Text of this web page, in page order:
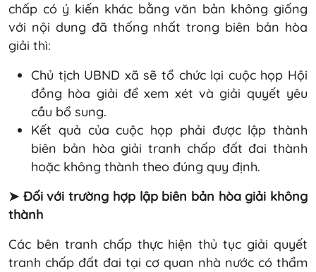
chấp có ý kiến khác bằng văn bản không giống
với nội dung đã thống nhất trong biên bản hòa
giải thì:
Chủ tịch UBND xã sẽ tổ chức lại cuộc họp Hội
đồng hòa giải để xem xét và giải quyết yêu
cầu bổ sung.
Kết quả của cuộc họp phải được lập thành
biên bản hòa giải tranh chấp đất đai thành
hoặc không thành theo đúng quy định.
➤ Đối với trường hợp lập biên bản hòa giải không
thành
Các bên tranh chấp thực hiện thủ tục giải quyết
tranh chấp đất đai tại cơ quan nhà nước có thẩm